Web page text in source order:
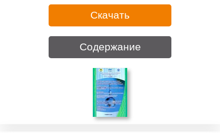
Скачать
Содержание